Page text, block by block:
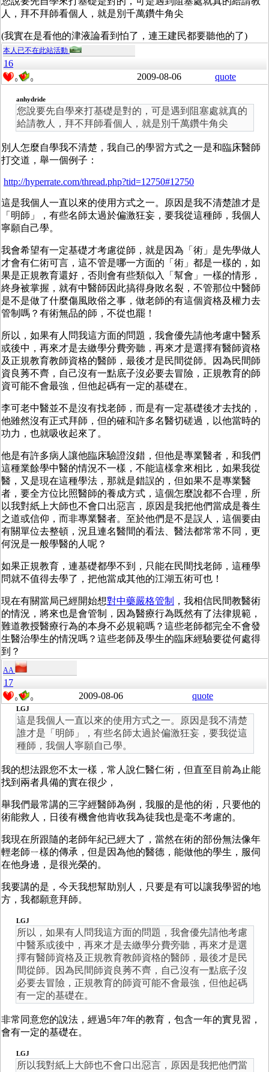
人，拜不拜師看個人，就是別千萬鑽牛角尖
(我實在是看他的津液論看到怕了，連王建民都要聽他的了)
本人已不在此站活動
16
0 0 2009-08-06 quote
anhydride
您說要先自學來打基礎是對的，可是遇到阻塞處就真的
給請教人，拜不拜師看個人，就是別千萬鑽牛角尖
別人怎麼自學我不清楚，我自己的學習方式之一是和臨床醫師
打交道，舉一個例子：
http://hyperrate.com/thread.php?tid=12750#12750
這是我個人一直以來的使用方式之一。原因是我不清楚誰才是
「明師」，有些名師太過於偏激狂妄，要我從這種師，我個人
寧願自己學。
我會希望有一定基礎才考慮從師，就是因為「術」是先學做人
才會有仁術可言，這不管是哪一方面的「術」都是一樣的，如
果是正規教育還好，否則會有些類似入「幫會」一樣的情形，
終身被掌握，就有中醫師因此搞得身敗名裂，不管那位中醫師
是不是做了什麼傷風敗俗之事，做老師的有這個資格及權力去
管制嗎？有術無品的師，不從也罷！
所以，如果有人問我這方面的問題，我會優先請他考慮中醫系
或後中，再來才是去繳學分費旁聽，再來才是選擇有醫師資格
及正規教育教師資格的醫師，最後才是民間從師。因為民間師
資良莠不齊，自己沒有一點底子沒必要去冒險，正規教育的師
資可能不會最強，但他起碼有一定的基礎在。
李可老中醫並不是沒有找老師，而是有一定基礎後才去找的，
他雖然沒有正式拜師，但的確和許多名醫切磋過，以他當時的
功力，也就吸收起來了。
他是有許多病人讓他臨床驗證沒錯，但他是專業醫者，和我們
這種業餘學中醫的情況不一樣，不能這樣拿來相比，如果我從
醫，又是現在這種學法，那就是錯誤的，但如果不是專業醫
者，要全方位比照醫師的養成方式，這個怎麼說都不合理，所
以我對紙上大師也不會口出惡言，原因是我把他們當成是養生
之道或信仰，而非專業醫者。至於他們是不是誤人，這個要由
有關單位去整頓，況且連名醫間的看法、醫法都常常不同，更
何況是一般學醫的人呢？
如果正規教育，連基礎都學不到，只能在民間找老師，這種學
問就不值得去學了，把他當成其他的江湖五術可也！
現在有關當局已經開始想對中藥嚴格管制
，我相信民間教醫術
的情況，將來也是會管制，因為醫療行為既然有了法律規範，
難道教授醫療行為的本身不必規範嗎？這些老師都完全不會發
生醫治學生的情況嗎？這些老師及學生的臨床經驗要從何處得
到？
AA
17
0 0 2009-08-06 quote
LGJ
這是我個人一直以來的使用方式之一。原因是我不清楚
誰才是「明師」，有些名師太過於偏激狂妄，要我從這
種師，我個人寧願自己學。
我的想法跟您不太一樣，常人說仁醫仁術，但直至目前為止能
找到兩者具備的實在很少，
舉我們最常講的三字經醫師為例，我服的是他的術，只要他的
術能救人，日後有機會他肯收我為徒我也是毫不考慮的。
我現在所跟隨的老師年紀已經大了，當然在術的部份無法像年
輕老師ㄧ樣的傳承，但是因為他的醫德，能做他的學生，服伺
在他身邊，是很光榮的。
我要講的是，今天我想幫助別人，只要是有可以讓我學習的地
方，我都願意拜師。
LGJ
所以，如果有人問我這方面的問題，我會優先請他考慮
中醫系或後中，再來才是去繳學分費旁聽，再來才是選
擇有醫師資格及正規教育教師資格的醫師，最後才是民
間從師。因為民間師資良莠不齊，自己沒有一點底子沒
必要去冒險，正規教育的師資可能不會最強，但他起碼
有一定的基礎在。
非常同意您的說法，經過5年7年的教育，包含一年的實見習，
會有一定的基礎在。
LGJ
所以我對紙上大師也不會口出惡言，原因是我把他們當